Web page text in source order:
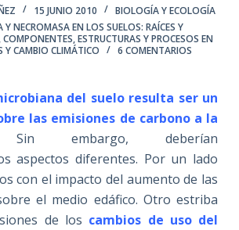
15 JUNIO 2010
BIOLOGÍA Y ECOLOGÍA
Y NECROMASA EN LOS SUELOS: RAÍCES Y
COMPONENTES, ESTRUCTURAS Y PROCESOS EN
Y CAMBIO CLIMÁTICO 6 COMENTARIOS
del suelo resulta ser un
las emisiones de carbono a la
embargo, deberían
aspectos diferentes. Por un lado
con el impacto del aumento de las
el medio edáfico. Otro estriba
de los cambios de uso del